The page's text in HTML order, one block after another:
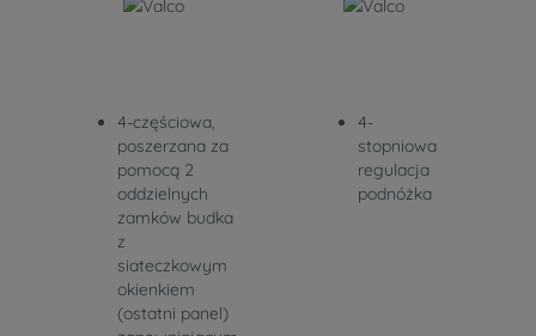
4-częściowa,
poszerzana za
pomocą 2
oddzielnych
zamków budka
z
siateczkowym
okienkiem
(ostatni panel)
4-
stopniowa
regulacja
podnóżka